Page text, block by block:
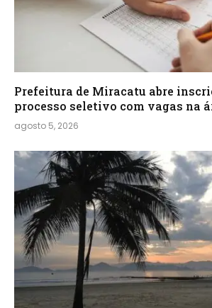
Prefeitura de Miracatu abre
processo seletivo com vagas na
agosto 5, 2026